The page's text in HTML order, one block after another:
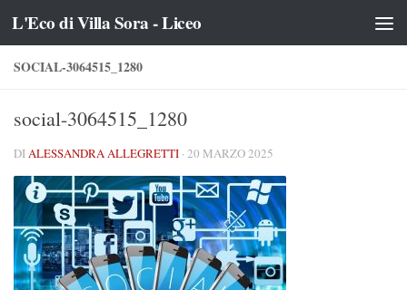
Salta al contenuto
L'Eco di Villa Sora - Liceo
SOCIAL-3064515_1280
social-3064515_1280
DIALESSANDRA ALLEGRETTI · 20 MARZO 2025